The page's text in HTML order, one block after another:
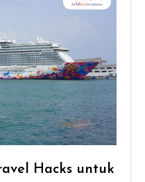
Hacks untuk